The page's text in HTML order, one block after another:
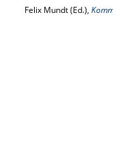
Felix Mundt (Ed.),